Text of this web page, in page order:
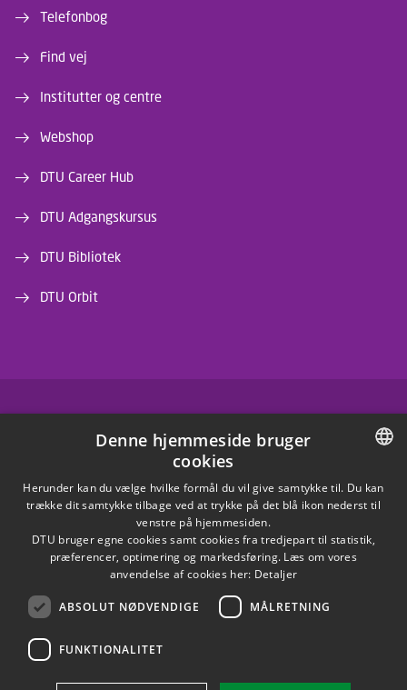
Telefonbog
Find vej
Institutter og centre
Webshop
DTU Career Hub
DTU Adgangskursus
DTU Bibliotek
DTU Orbit
INSTAGRAM
LINKEDIN
X
YOUTUBE
DANISH
ENGLISH
Denne hjemmeside bruger
cookies
Herunder kan du vælge hvilke formål du vil give samtykke til. Du kan
trække dit samtykke tilbage ved at trykke på det blå ikon nederst til
venstre på hjemmesiden.
DTU bruger egne cookies samt cookies fra tredjepart til statistik,
præferencer, optimering og markedsføring. Læs om vores
anvendelse af cookies her: Detaljer
ABSOLUT NØDVENDIGE MÅLRETNING
FUNKTIONALITET